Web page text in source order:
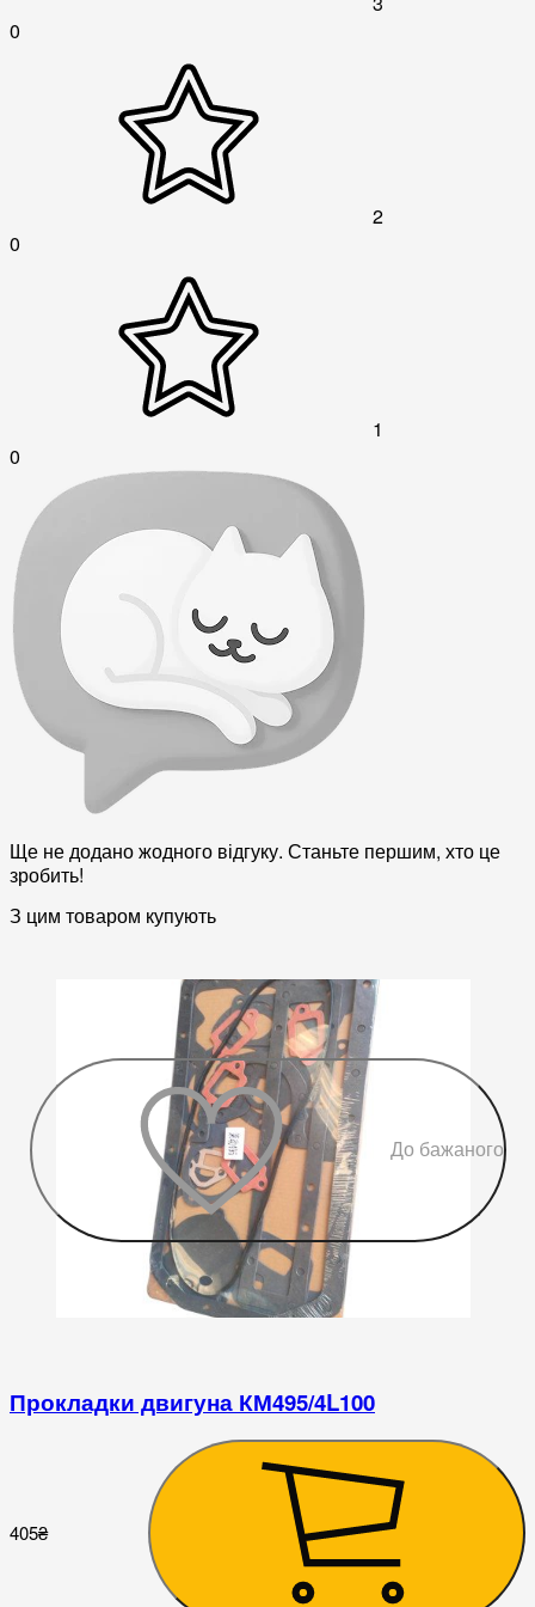
0
2
0
1
0
Ще не додано жодного відгуку. Станьте першим, хто це
зробить!
З цим товаром купують
До бажаного
Прокладки двигуна КМ495/4L100
405₴